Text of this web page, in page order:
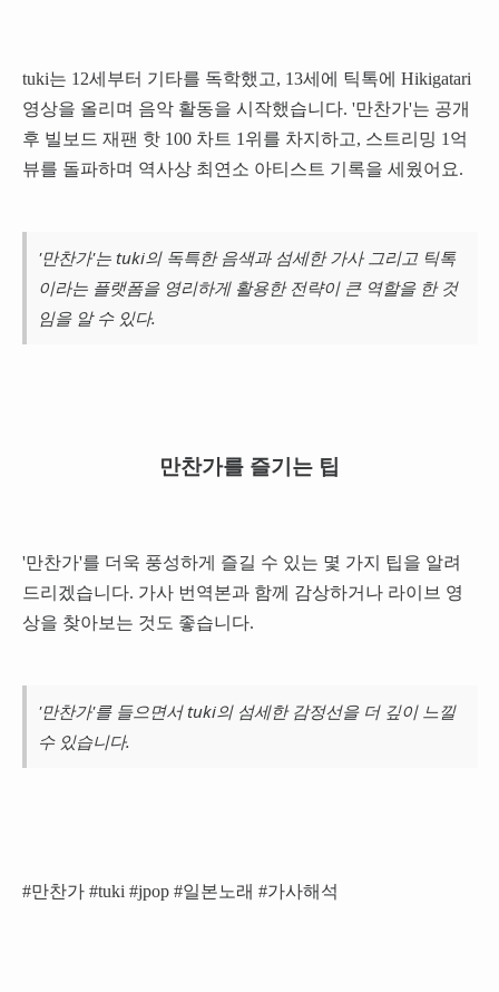
tuki는 12세부터 기타를 독학했고, 13세에 틱톡에 Hikigatari
영상을 올리며 음악 활동을 시작했습니다. '만찬가'는 공개
후 빌보드 재팬 핫 100 차트 1위를 차지하고, 스트리밍 1억
뷰를 돌파하며 역사상 최연소 아티스트 기록을 세웠어요.
'만찬가'는 tuki의 독특한 음색과 섬세한 가사 그리고 틱톡
이라는 플랫폼을 영리하게 활용한 전략이 큰 역할을 한 것
임을 알 수 있다.
만찬가를 즐기는 팁
'만찬가'를 더욱 풍성하게 즐길 수 있는 몇 가지 팁을 알려
드리겠습니다. 가사 번역본과 함께 감상하거나 라이브 영
상을 찾아보는 것도 좋습니다.
'만찬가'를 들으면서 tuki의 섬세한 감정선을 더 깊이 느낄
수 있습니다.
#만찬가 #tuki #jpop #일본노래 #가사해석